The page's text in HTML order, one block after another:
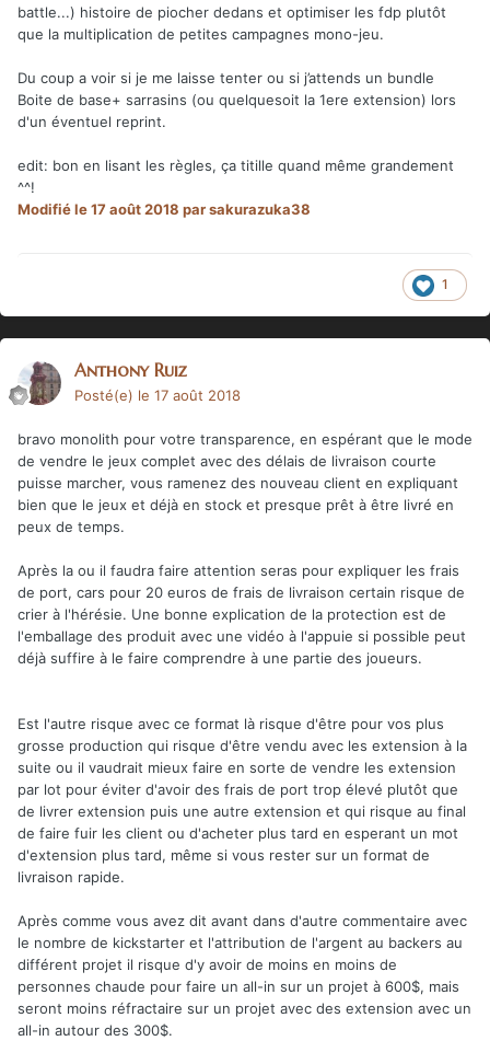
battle...) histoire de piocher dedans et optimiser les fdp plutôt
que la multiplication de petites campagnes mono-jeu.
Du coup a voir si je me laisse tenter ou si j’attends un bundle
Boite de base+ sarrasins (ou quelquesoit la 1ere extension) lors
d'un éventuel reprint.
edit: bon en lisant les règles, ça titille quand même grandement
^^!
Modifiéle 17 août 2018 par sakurazuka38
1
Anthony Ruiz
Posté(e) le 17 août 2018
bravo monolith pour votre transparence, en espérant que le mode
de vendre le jeux complet avec des délais de livraison courte
puisse marcher, vous ramenez des nouveau client en expliquant
bien que le jeux et déjà en stock et presque prêt à être livré en
peux de temps.
Après la ou il faudra faire attention seras pour expliquer les frais
de port, cars pour 20 euros de frais de livraison certain risque de
crier à l'hérésie. Une bonne explication de la protection est de
l'emballage des produit avec une vidéo à l'appuie si possible peut
déjà suffire à le faire comprendre à une partie des joueurs.
Est l'autre risque avec ce format là risque d'être pour vos plus
grosse production qui risque d'être vendu avec les extension à la
suite ou il vaudrait mieux faire en sorte de vendre les extension
par lot pour éviter d'avoir des frais de port trop élevé plutôt que
de livrer extension puis une autre extension et qui risque au final
de faire fuir les client ou d'acheter plus tard en esperant un mot
d'extension plus tard, même si vous rester sur un format de
livraison rapide.
Après comme vous avez dit avant dans d'autre commentaire avec
le nombre de kickstarter et l'attribution de l'argent au backers au
différent projet il risque d'y avoir de moins en moins de
personnes chaude pour faire un all-in sur un projet à 600$, mais
seront moins réfractaire sur un projet avec des extension avec un
all-in autour des 300$.